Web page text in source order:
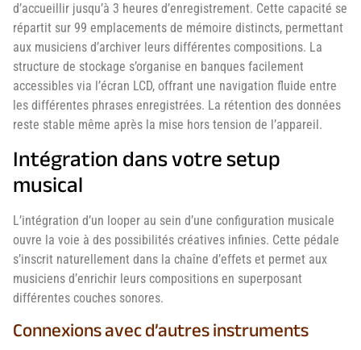
d’accueillir jusqu’à 3 heures d’enregistrement. Cette capacité se
répartit sur 99 emplacements de mémoire distincts, permettant
aux musiciens d’archiver leurs différentes compositions. La
structure de stockage s’organise en banques facilement
accessibles via l’écran LCD, offrant une navigation fluide entre
les différentes phrases enregistrées. La rétention des données
reste stable même après la mise hors tension de l’appareil.
Intégration dans votre setup
musical
L’intégration d’un looper au sein d’une configuration musicale
ouvre la voie à des possibilités créatives infinies. Cette pédale
s’inscrit naturellement dans la chaîne d’effets et permet aux
musiciens d’enrichir leurs compositions en superposant
différentes couches sonores.
Connexions avec d’autres instruments